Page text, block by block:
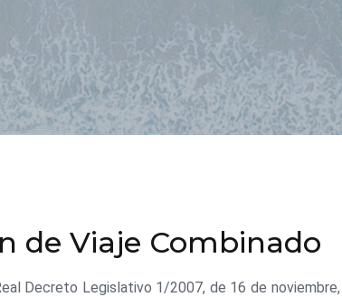
de Viaje Combinado
Decreto Legislativo 1/2007, de 16 de